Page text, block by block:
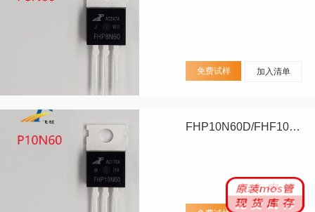
免费试样 加入清单
FHP10N60D/FHF10N60D